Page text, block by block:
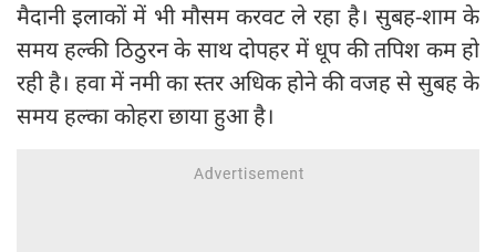
मैदानी इलाकों में भी मौसम करवट ले रहा है। सुबह-शाम के
समय हल्की ठिठुरन के साथ दोपहर में धूप की तपिश कम हो
रही है। हवा में नमी का स्तर अधिक होने की वजह से सुबह के
समय हल्का कोहरा छाया हुआ है।